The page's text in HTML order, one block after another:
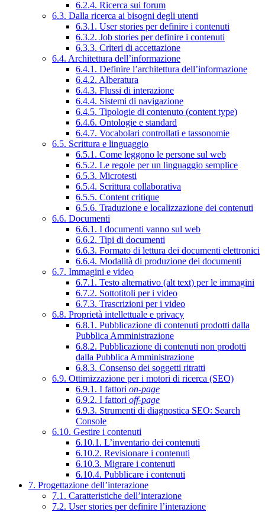
6.2.4. Ricerca sui forum
6.3. Dalla ricerca ai bisogni degli utenti
6.3.1. User stories per definire i contenuti
6.3.2. Job stories per definire i contenuti
6.3.3. Criteri di accettazione
6.4. Architettura dell’informazione
6.4.1. Definire l’architettura dell’informazione
6.4.2. Alberatura
6.4.3. Flussi di interazione
6.4.4. Sistemi di navigazione
6.4.5. Tipologie di contenuto (content type)
6.4.6. Ontologie e standard
6.4.7. Vocabolari controllati e tassonomie
6.5. Scrittura e linguaggio
6.5.1. Come leggono le persone sul web
6.5.2. Le regole per un linguaggio semplice
6.5.3. Microtesti
6.5.4. Scrittura collaborativa
6.5.5. Content critique
6.5.6. Traduzione e localizzazione dei contenuti
6.6. Documenti
6.6.1. I documenti vanno sul web
6.6.2. Tipi di documenti
6.6.3. Formato di lettura dei documenti elettronici
6.6.4. Modalità di produzione dei documenti
6.7. Immagini e video
6.7.1. Testo alternativo (alt text) per le immagini
6.7.2. Sottotitoli per i video
6.7.3. Trascrizioni per i video
6.8. Proprietà intellettuale e privacy
6.8.1. Pubblicazione di contenuti prodotti dalla
Pubblica Amministrazione
6.8.2. Pubblicazione di contenuti non prodotti
dalla Pubblica Amministrazione
6.8.3. Consenso dei soggetti ritratti
6.9. Ottimizzazione per i motori di ricerca (SEO)
6.9.1. I fattori on-page
6.9.2. I fattori off-page
6.9.3. Strumenti di diagnostica SEO: Search
Console
6.10. Gestire i contenuti
6.10.1. L’inventario dei contenuti
6.10.2. Revisionare i contenuti
6.10.3. Migrare i contenuti
6.10.4. Pubblicare i contenuti
7. Progettazione dell’interazione
7.1. Caratteristiche dell’interazione
7.2. User stories per definire l’interazione